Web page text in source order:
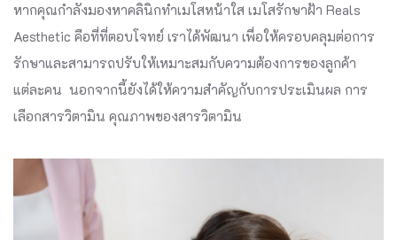
หากคุณกำลังมองหาคลินิกทำเมโสหน้าใส เมโสรักษาฝ้า Reals
Aesthetic คือที่ที่ตอบโจทย์ เราได้พัฒนา เพื่อให้ครอบคลุมต่อการ
รักษาและสามารถปรับให้เหมาะสมกับความต้องการของลูกค้า
แต่ละคน นอกจากนี้ยังได้ให้ความสำคัญกับการประเมินผล การ
เลือกสารวิตามิน คุณภาพของสารวิตามิน